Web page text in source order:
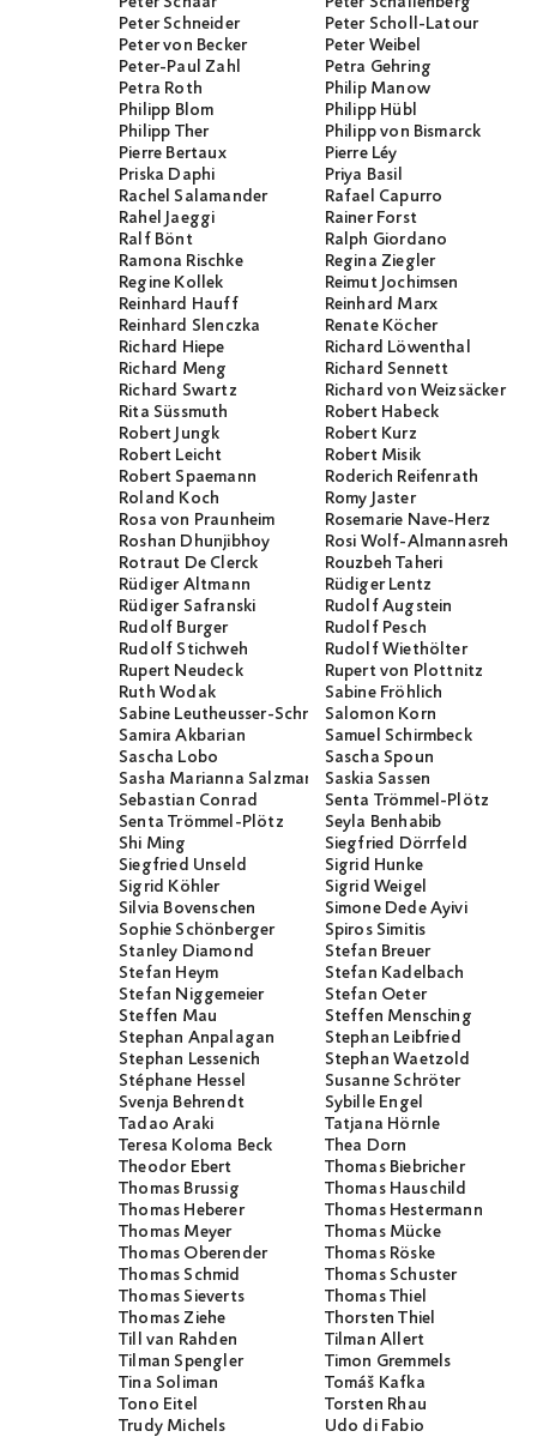
Peter Schneider
Peter Scholl-Latour
Peter von Becker
Peter Weibel
Peter-Paul Zahl
Petra Gehring
Petra Roth
Philip Manow
Philipp Blom
Philipp Hübl
Philipp Ther
Philipp von Bismarck
Pierre Bertaux
Pierre Léy
Priska Daphi
Priya Basil
Rachel Salamander
Rafael Capurro
Rahel Jaeggi
Rainer Forst
Ralf Bönt
Ralph Giordano
Ramona Rischke
Regina Ziegler
Regine Kollek
Reimut Jochimsen
Reinhard Hauff
Reinhard Marx
Reinhard Slenczka
Renate Köcher
Richard Hiepe
Richard Löwenthal
Richard Meng
Richard Sennett
Richard Swartz
Richard von Weizsäcker
Rita Süssmuth
Robert Habeck
Robert Jungk
Robert Kurz
Robert Leicht
Robert Misik
Robert Spaemann
Roderich Reifenrath
Roland Koch
Romy Jaster
Rosa von Praunheim
Rosemarie Nave-Herz
Roshan Dhunjibhoy
Rosi Wolf-Almannasreh
Rotraut De Clerck
Rouzbeh Taheri
Rüdiger Altmann
Rüdiger Lentz
Rüdiger Safranski
Rudolf Augstein
Rudolf Burger
Rudolf Pesch
Rudolf Stichweh
Rudolf Wiethölter
Rupert Neudeck
Rupert von Plottnitz
Ruth Wodak
Sabine Fröhlich
Sabine Leutheusser-Schnarrenberger
Salomon Korn
Samira Akbarian
Samuel Schirmbeck
Sascha Lobo
Sascha Spoun
Sasha Marianna Salzmann Saskia Sassen
Sebastian Conrad
Senta Trömmel-Plötz
Senta Trömmel-Plötz
Seyla Benhabib
Shi Ming
Siegfried Dörrfeld
Siegfried Unseld
Sigrid Hunke
Sigrid Köhler
Sigrid Weigel
Silvia Bovenschen
Simone Dede Ayivi
Sophie Schönberger
Spiros Simitis
Stanley Diamond
Stefan Breuer
Stefan Heym
Stefan Kadelbach
Stefan Niggemeier
Stefan Oeter
Steffen Mau
Steffen Mensching
Stephan Anpalagan
Stephan Leibfried
Stephan Lessenich
Stephan Waetzold
Stéphane Hessel
Susanne Schröter
Svenja Behrendt
Sybille Engel
Tadao Araki
Tatjana Hörnle
Teresa Koloma Beck
Thea Dorn
Theodor Ebert
Thomas Biebricher
Thomas Brussig
Thomas Hauschild
Thomas Heberer
Thomas Hestermann
Thomas Meyer
Thomas Mücke
Thomas Oberender
Thomas Röske
Thomas Schmid
Thomas Schuster
Thomas Sieverts
Thomas Thiel
Thomas Ziehe
Thorsten Thiel
Till van Rahden
Tilman Allert
Tilman Spengler
Timon Gremmels
Tina Soliman
Tomáš Kafka
Tono Eitel
Torsten Rhau
Trudy Michels
Udo di Fabio